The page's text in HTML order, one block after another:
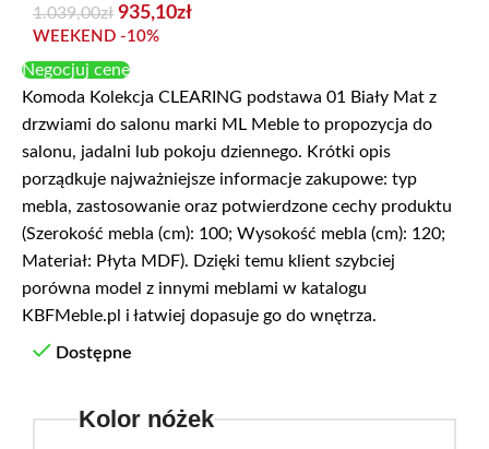
1.039,00zł 935,10zł
WEEKEND -10%
Negocjuj cenę
Komoda Kolekcja CLEARING podstawa 01 Biały Mat z
drzwiami do salonu marki ML Meble to propozycja do
salonu, jadalni lub pokoju dziennego. Krótki opis
porządkuje najważniejsze informacje zakupowe: typ
mebla, zastosowanie oraz potwierdzone cechy produktu
(Szerokość mebla (cm): 100; Wysokość mebla (cm): 120;
Materiał: Płyta MDF). Dzięki temu klient szybciej
porówna model z innymi meblami w katalogu
KBFMeble.pl i łatwiej dopasuje go do wnętrza.
Dostępne
Kolor nóżek